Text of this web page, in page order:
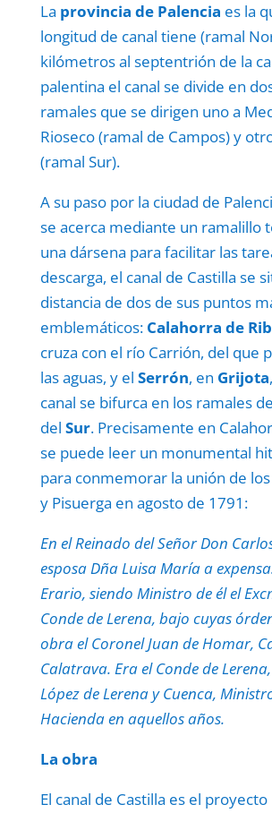
La provincia de Palencia es la
longitud de canal tiene (ramal
kilómetros al septentrión de la
palentina el canal se divide en
ramales que se dirigen uno a
Rioseco (ramal de Campos) y
(ramal Sur).
A su paso por la ciudad de
se acerca mediante un ramalillo
una dársena para facilitar las
descarga, el canal de Castilla se
distancia de dos de sus puntos
emblemáticos: Calahorra de
cruza con el río Carrión, del que
las aguas, y el Serrón, en Grijota
canal se bifurca en los ramales de
del Sur. Precisamente en
se puede leer un monumental
para conmemorar la unión de
y Pisuerga en agosto de 1791:
En el Reinado del Señor Don
esposa Dña Luisa María a
Erario, siendo Ministro de él el
Conde de Lerena, bajo cuyas
obra el Coronel Juan de Homar,
Calatrava. Era el Conde de
López de Lerena y Cuenca,
Hacienda en aquellos años.
La obra
El canal de Castilla es el proyecto